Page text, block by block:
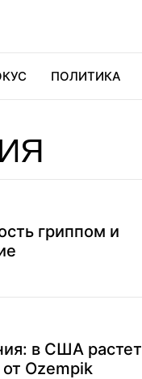
ПОЛИТИКА
гриппом и
в США растет
Ozempik